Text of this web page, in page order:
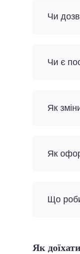
Чи
Чи є
Як
Як
Що
Як